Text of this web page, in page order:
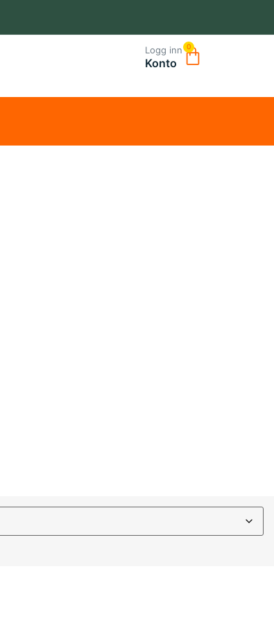
Logg inn
Konto
0